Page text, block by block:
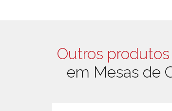
Outros produtos
em Mesas de